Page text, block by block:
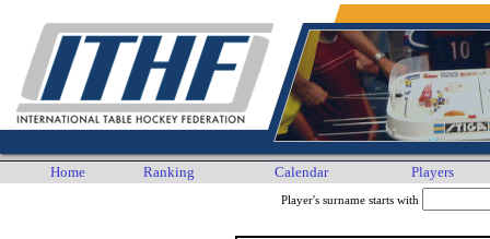
Home Ranking Calendar Players
Player's surname starts with